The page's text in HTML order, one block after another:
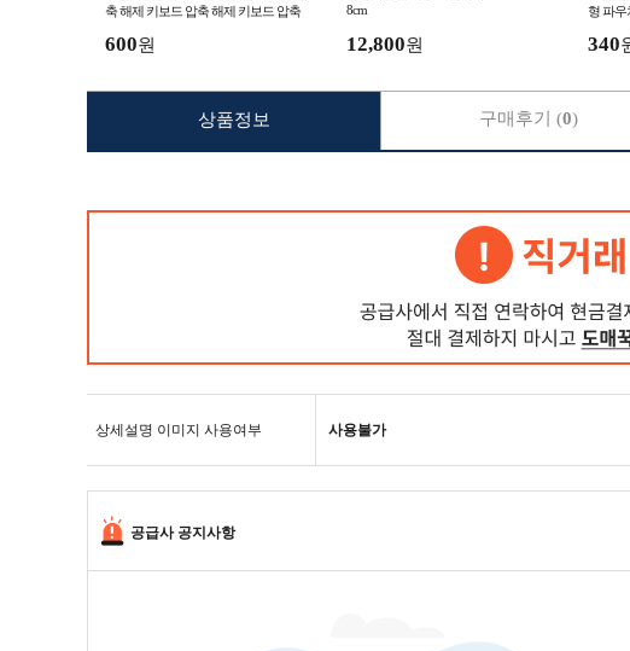
축 해제 키보드 압축 해제 키보드 압축
600원
8cm
12,800원
형 파우
340
상세설명 이미지 사용여부 사용불가
공급사 공지사항
상품정보 구매후기 (0)